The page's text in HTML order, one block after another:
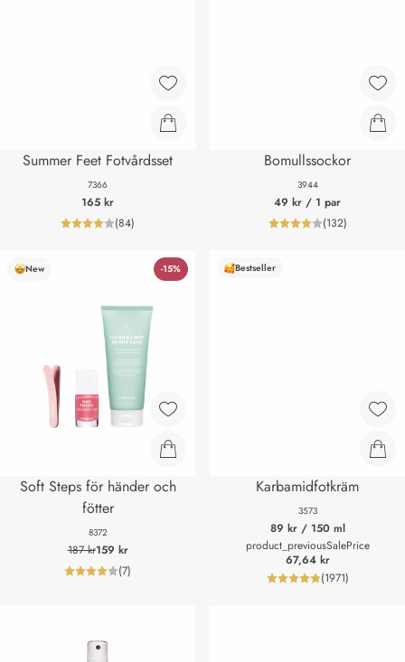
Summer Feet Fotvårdsset
7366
165 kr
product_reviewNumberLabel
(84)
Bomullssockor
3944
49 kr / 1 par
(132)
New -15%
Soft Steps för händer och
fötter
8372
187 kr159 kr
product_reviewNumberLabel
(7)
Bestseller
Karbamidfotkräm
3573
89 kr/ 150 ml
product_previousSalePrice
67,64 kr
(1971)